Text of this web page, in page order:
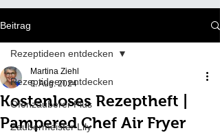
Beitrag
Rezeptideen entdecken
Ofenzauberer Plus
Zaubermeister Lily
Rezeptideen entdecken
Kostenloses Rezeptheft |
Pampered Chef Air Fryer
Martina Ziehl
9. Aug. 2024